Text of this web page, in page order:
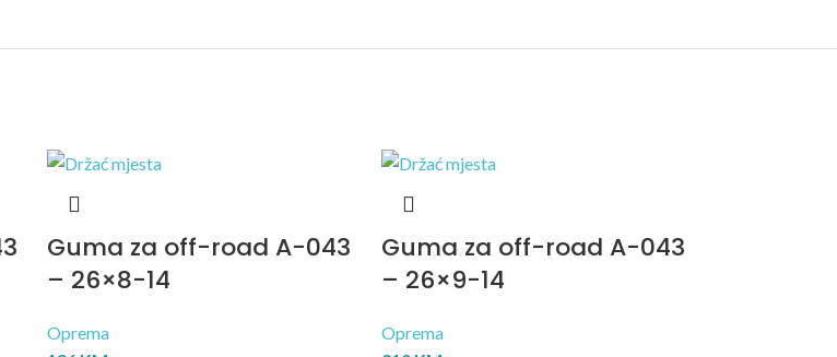
Guma za off-road A-043
– 26×8-14
Oprema
Guma za off-road A-043
– 26×9-14
Oprema